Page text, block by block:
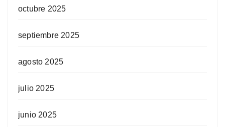
octubre 2025
septiembre 2025
agosto 2025
julio 2025
junio 2025